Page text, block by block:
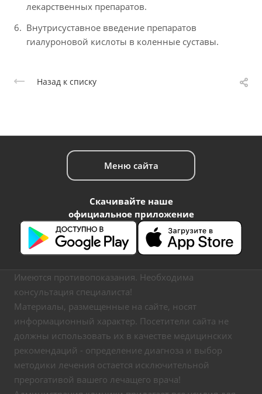
лекарственных препаратов.
Внутрисуставное введение препаратов
гиалуроновой кислоты в коленные суставы.
Назад к списку
Меню сайта
Скачивайте наше
официальное приложение
Имеются противопоказания. Необходима
консультация специалиста!
Материалы, размещенные на сайте, носят
информационный характер. Посетители сайта не
должны использовать их в качестве медицинских
рекомендаций - определение диагноза и выбор
методики лечения остается исключительной
прерогативой вашего лечащего врача!